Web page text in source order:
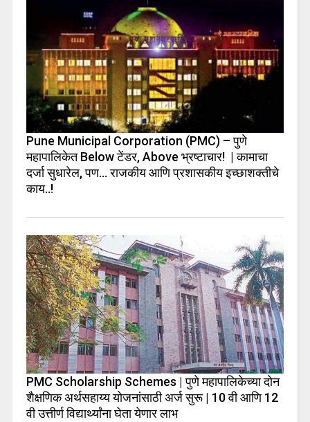
Pune Municipal Corporation (PMC) – पुणे
महापालिकेत Below टेंडर, Above भ्रष्टाचार! | कामाचा
दर्जा सुधारेल, पण… राजकीय आणि प्रशासकीय इच्छाशक्तीचे
काय..!
PMC Scholarship Schemes | पुणे महापालिकेच्या दोन
शैक्षणिक अर्थसहाय्य योजनांसाठी अर्ज सुरू | 10 वी आणि 12
वी उत्तीर्ण विद्यार्थ्यांना घेता येणार लाभ